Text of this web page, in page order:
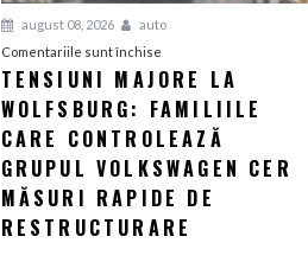
august 08, 2026
auto
Comentariile sunt închisepentru
Tensiuni
majore
la
Familiile
care
controlează
TENSIUNI MAJORE LA
WOLFSBURG: FAMILIILE
CARE CONTROLEAZĂ
GRUPUL VOLKSWAGEN CER
MĂSURI RAPIDE DE
RESTRUCTURARE